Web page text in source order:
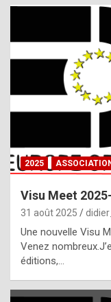
2025
Visu Meet
31 août 2025
Une nouvelle Visu
Venez
éditions,…